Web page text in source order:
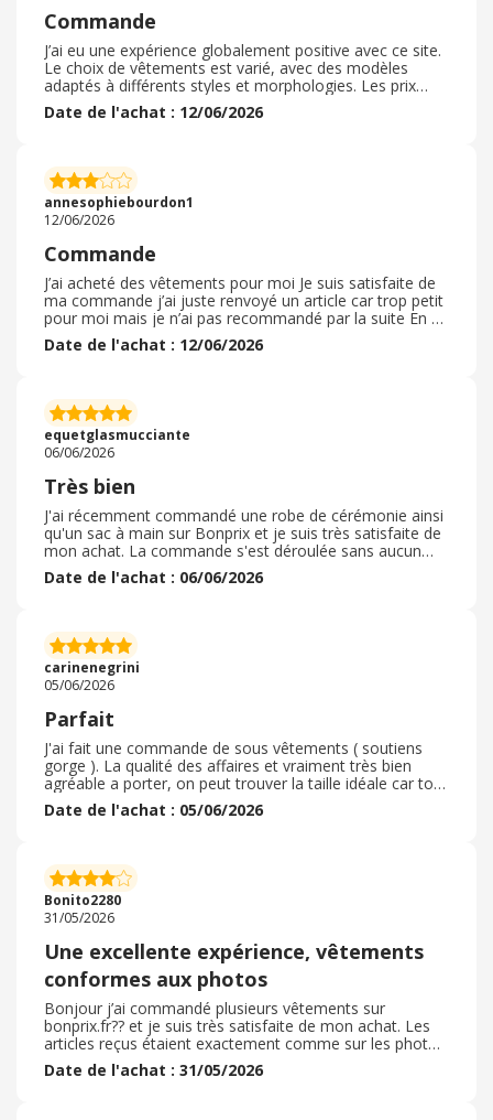
Commande
J’ai eu une expérience globalement positive avec ce site.
Le choix de vêtements est varié, avec des modèles
adaptés à différents styles et morphologies. Les prix
sont souvent attractifs et les promotions régulières
permettent de réaliser de bonnes affaires. La navigation
produits, mais le service reste satisfaisant dans
l’ensemble. Un bon rapport qualité-prix pour un achat en
ligne.
Date de l'achat : 12/06/2026
annesophiebourdon1
12/06/2026
Commande
J’ai acheté des vêtements pour moi Je suis satisfaite de
ma commande j’ai juste renvoyé un article car trop petit
pour moi mais je n’ai pas recommandé par la suite En ce
qui concerne le cash back je suis satisfaite du aussi
même si cela a pris énormément de temps à arriver sur
également par le cashback pour gagner un peut d’argent.
J’ai aussi fait connaître l’application a une amie qui elle
aussi va commander.
Date de l'achat : 12/06/2026
equetglasmucciante
06/06/2026
Très bien
J'ai récemment commandé une robe de cérémonie ainsi
qu'un sac à main sur Bonprix et je suis très satisfaite de
mon achat. La commande s'est déroulée sans aucun
problème, du choix des articles jusqu'à la livraison. Le
site est facile à utiliser, les descriptions sont claires et les
produits. La robe était conforme à mes attentes, avec
une jolie coupe et un tissu agréable à porter. Le sac à
main correspondait également parfaitement aux photos
et complétait très bien la tenue. Les tailles indiquées
étaient justes et les finitions soignées. La livraison a été
rapide et le colis est arrivé en parfait état. Au final, une
très bonne expérience d'achat avec un excellent rapport
qualité-prix. Je n'hésiterai pas à recommander sur
Bonprix pour de futurs achats.
Date de l'achat : 06/06/2026
carinenegrini
05/06/2026
Parfait
J'ai fait une commande de sous vêtements ( soutiens
gorge ). La qualité des affaires et vraiment très bien
agréable a porter, on peut trouver la taille idéale car tout
et bien expliqué. Je n’est pas eu de réduction sur les
articles. Mais le site bon prix reste quand-même très
un lot pour que cela reste moins chez. Grâce a
l'application ebay j'ai la possibilité d'avoir des bon de
réduction.
Date de l'achat : 05/06/2026
Bonito2280
31/05/2026
Une excellente expérience, vêtements
conformes aux photos
Bonjour j’ai commandé plusieurs vêtements sur
bonprix.fr?? et je suis très satisfaite de mon achat. Les
articles reçus étaient exactement comme sur les photos
du site, tant au niveau des couleurs que de la coupe. Les
tailles correspondaient bien au guide proposé et la
Date de l'achat : 31/05/2026